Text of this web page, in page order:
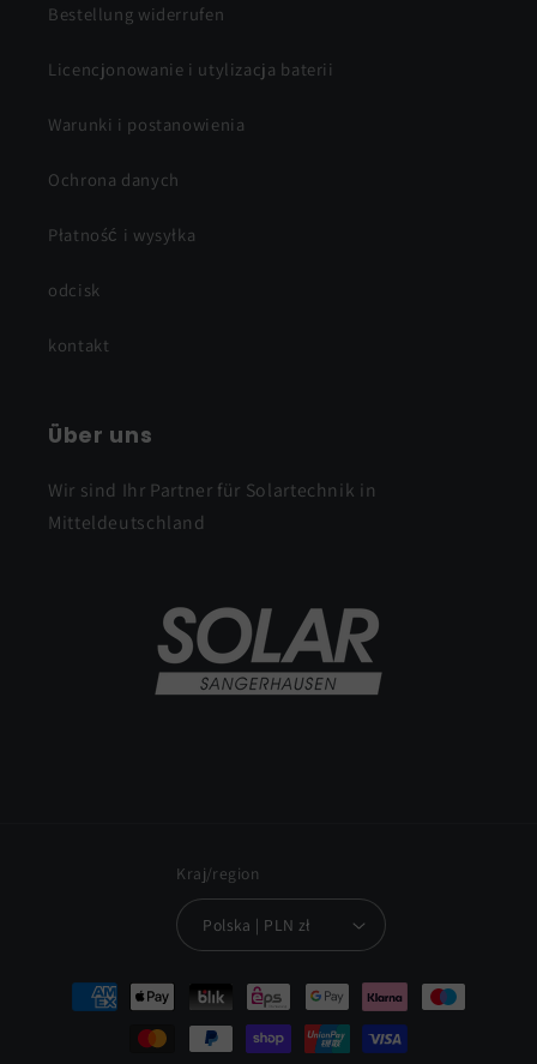
Bestellung widerrufen
Licencjonowanie i utylizacja baterii
Warunki i postanowienia
Ochrona danych
Płatność i wysyłka
odcisk
kontakt
Über uns
Wir sind Ihr Partner für Solartechnik in
Mitteldeutschland
Kraj/region
Polska | PLN zł
Metody
płatności